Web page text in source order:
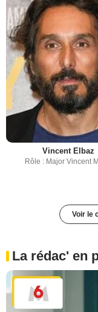
Vincent Elbaz
Rôle : Major Vincent
Voir le
La rédac' en